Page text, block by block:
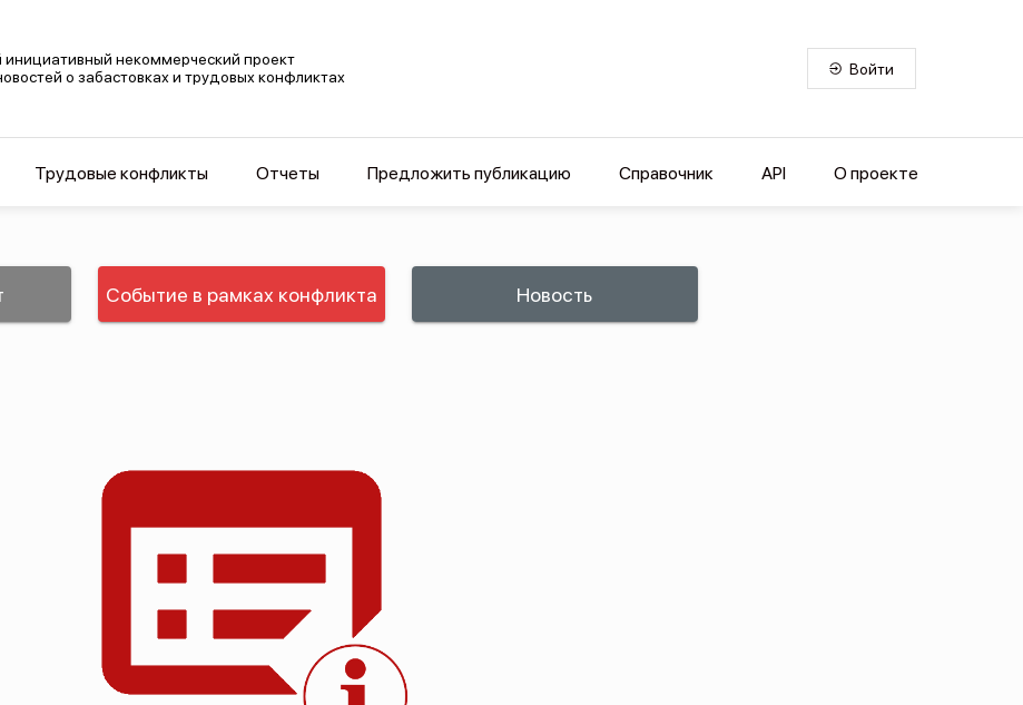
некоммерческий проект
о забастовках и трудовых конфликтах
Войти
Трудовые конфликты Отчеты Предложить публикацию Справочник API О проекте
Событие в рамках конфликта Новость